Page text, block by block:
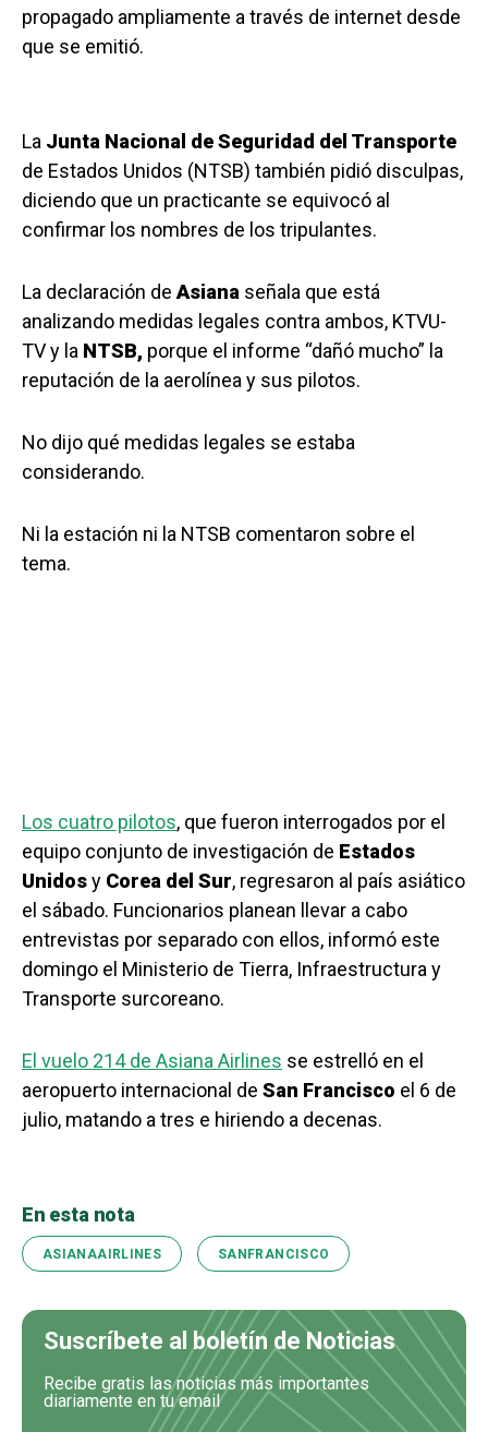
propagado ampliamente a través de internet desde
que se emitió.
La Junta Nacional de Seguridad del Transporte
de Estados Unidos (NTSB) también pidió disculpas,
diciendo que un practicante se equivocó al
confirmar los nombres de los tripulantes.
La declaración de Asiana señala que está
analizando medidas legales contra ambos, KTVU-
TV y la NTSB, porque el informe “dañó mucho” la
reputación de la aerolínea y sus pilotos.
No dijo qué medidas legales se estaba
considerando.
Ni la estación ni la NTSB comentaron sobre el
tema.
Los cuatro pilotos, que fueron interrogados por el
equipo conjunto de investigación de Estados
Unidosy Corea del Sur, regresaron al país asiático
el sábado. Funcionarios planean llevar a cabo
entrevistas por separado con ellos, informó este
domingo el Ministerio de Tierra, Infraestructura y
Transporte surcoreano.
El vuelo 214 de Asiana Airlines se estrelló en el
aeropuerto internacional de San Francisco el 6 de
julio, matando a tres e hiriendo a decenas.
En esta nota
ASIANAAIRLINES SANFRANCISCO
Suscríbete al boletín de Noticias
Recibe gratis las noticias más importantes
diariamente en tu email